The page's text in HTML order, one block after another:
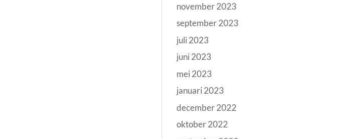
november 2023
september 2023
juli 2023
juni 2023
mei 2023
januari 2023
december 2022
oktober 2022